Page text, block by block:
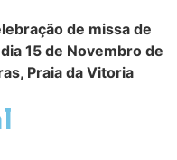
de missa de
15 de Novembro de
Praia da Vitoria